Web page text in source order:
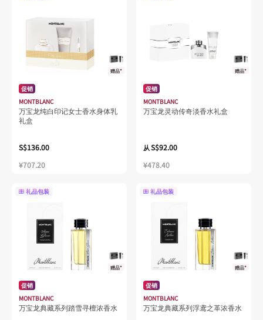
赠品*
促销
MONTBLANC
万宝龙纯白印记女士香水身体乳
礼盒
S$136.00
¥707.20
赠品*
促销
MONTBLANC
万宝龙灵动传奇淡香水礼盒
从S$92.00
¥478.40
礼品包装
赠品*
促销
MONTBLANC
万宝龙典藏系列踏雪寻檀浓香水
礼品包装
赠品*
促销
MONTBLANC
万宝龙典藏系列浮鸢之革浓香水